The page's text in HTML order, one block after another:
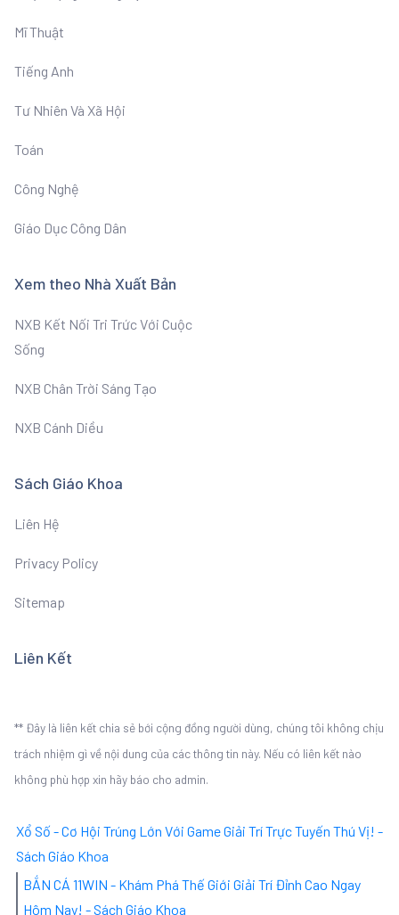
Mĩ Thuật
Tiếng Anh
Tư Nhiên Và Xã Hội
Toán
Công Nghệ
Giáo Dục Công Dân
Xem theo Nhà Xuất Bản
NXB Kết Nối Tri Trức Với Cuộc
Sống
NXB Chân Trời Sáng Tạo
NXB Cánh Diều
Sách Giáo Khoa
Liên Hệ
Privacy Policy
Sitemap
Liên Kết
** Đây là liên kết chia sẻ bới cộng đồng người dùng, chúng tôi không chịu
trách nhiệm gì về nội dung của các thông tin này. Nếu có liên kết nào
không phù hợp xin hãy báo cho admin.
Xổ Số - Cơ Hội Trúng Lớn Với Game Giải Trí Trực Tuyến Thú Vị! -
Sách Giáo Khoa
BẮN CÁ 11WIN - Khám Phá Thế Giới Giải Trí Đỉnh Cao Ngay
Hôm Nay! - Sách Giáo Khoa